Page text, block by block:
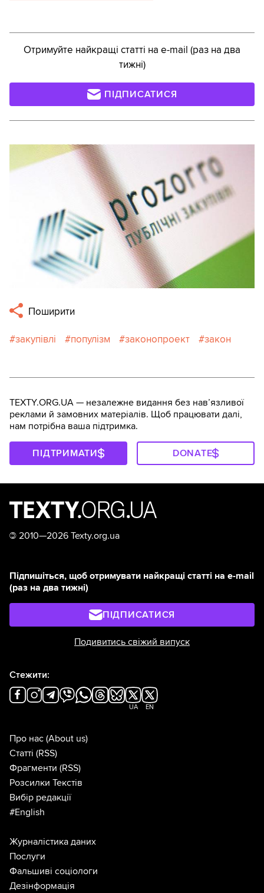
Отримуйте найкращі статті на e-mail (раз на два
тижні)
ПІДПИСАТИСЯ
Поширити
закупівлі популізм законопроект закон
TEXTY.ORG.UA — незалежне видання без навʼязливої
реклами й замовних матеріалів. Щоб працювати далі,
нам потрібна ваша підтримка.
ПІДТРИМАТИ DONATE
© 2010—2026 Texty.org.ua
Підпишіться, щоб отримувати найкращі статті на e-mail
(раз на два тижні)
ПІДПИСАТИСЯ
Подивитись свіжий випуск
Стежити:
UA EN
Про нас (About us)
Статті (RSS)
Фрагменти (RSS)
Розсилки Текстів
Вибір редакції
#English
Журналістика даних
Послуги
Фальшиві соціологи
Дезінформація